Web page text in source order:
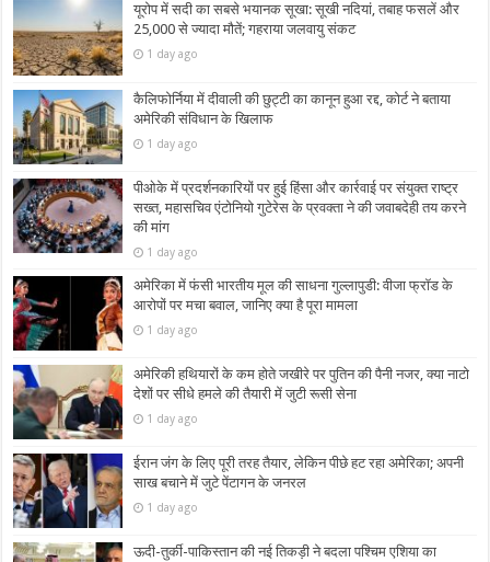
यूरोप में सदी का सबसे भयानक सूखा: सूखी नदियां, तबाह फसलें और
25,000 से ज्यादा मौतें; गहराया जलवायु संकट
1 day ago
कैलिफोर्निया में दीवाली की छुट्टी का कानून हुआ रद्द, कोर्ट ने बताया
अमेरिकी संविधान के खिलाफ
1 day ago
पीओके में प्रदर्शनकारियों पर हुई हिंसा और कार्रवाई पर संयुक्त राष्ट्र
सख्त, महासचिव एंटोनियो गुटेरेस के प्रवक्ता ने की जवाबदेही तय करने
की मांग
1 day ago
अमेरिका में फंसी भारतीय मूल की साधना गुल्लापुडी: वीजा फ्रॉड के
आरोपों पर मचा बवाल, जानिए क्या है पूरा मामला
1 day ago
अमेरिकी हथियारों के कम होते जखीरे पर पुतिन की पैनी नजर, क्या नाटो
देशों पर सीधे हमले की तैयारी में जुटी रूसी सेना
1 day ago
ईरान जंग के लिए पूरी तरह तैयार, लेकिन पीछे हट रहा अमेरिका; अपनी
साख बचाने में जुटे पेंटागन के जनरल
1 day ago
ऊदी-तुर्की-पाकिस्तान की नई तिकड़ी ने बदला पश्चिम एशिया का